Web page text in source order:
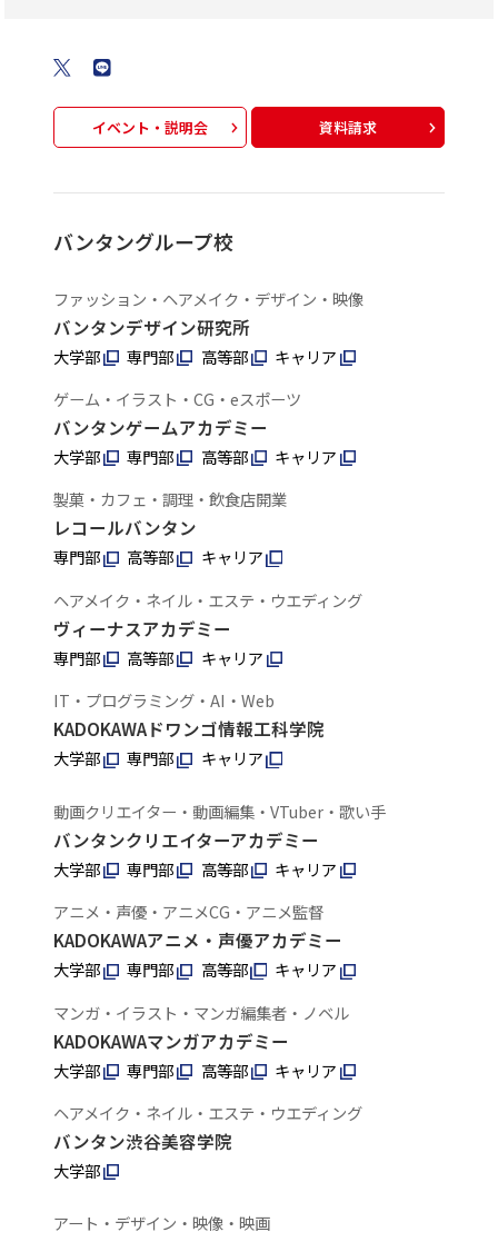
イベント・説明会 資料請求
バンタングループ校
ファッション・ヘアメイク・デザイン・映像
バンタンデザイン研究所
大学部 専門部 高等部
キャリア
ゲーム・イラスト・CG・eスポーツ
バンタンゲームアカデミー
大学部 専門部 高等部
キャリア
製菓・カフェ・調理・飲食店開業
レコールバンタン
専門部 高等部
キャリア
ヘアメイク・ネイル・エステ・ウエディング
ヴィーナスアカデミー
専門部 高等部
キャリア
IT・プログラミング・AI・Web
KADOKAWAドワンゴ情報工科学院
大学部 専門部 キャリア
動画クリエイター・動画編集・VTuber・歌い手
バンタンクリエイターアカデミー
大学部 専門部 高等部
キャリア
アニメ・声優・アニメCG・アニメ監督
KADOKAWAアニメ・声優アカデミー
大学部 専門部 高等部
キャリア
マンガ・イラスト・マンガ編集者・ノベル
KADOKAWAマンガアカデミー
大学部 専門部 高等部
キャリア
ヘアメイク・ネイル・エステ・ウエディング
バンタン渋谷美容学院
大学部
アート・デザイン・映像・映画